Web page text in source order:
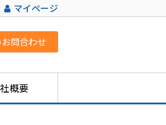
マイページ
問合わせ
概要